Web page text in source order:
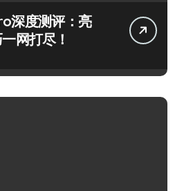
深度测评：亮
网打尽！